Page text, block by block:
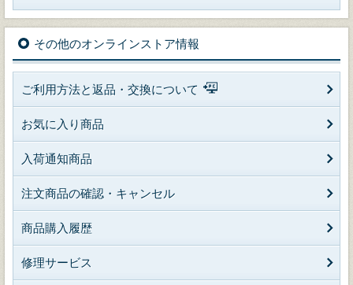
その他のオンラインストア情報
ご利用方法と返品・交換について
お気に入り商品
入荷通知商品
注文商品の確認・キャンセル
商品購入履歴
修理サービス